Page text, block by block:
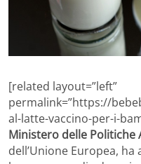
[related layout=”left”
permalink=”https://
al-latte-vaccino-per-i-
Ministero delle Politiche
dell’Unione Europea,